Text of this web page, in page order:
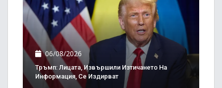
06/08/2026
Тръмп: Лицата, Извършили Изтичането На
Информация, Се Издирват